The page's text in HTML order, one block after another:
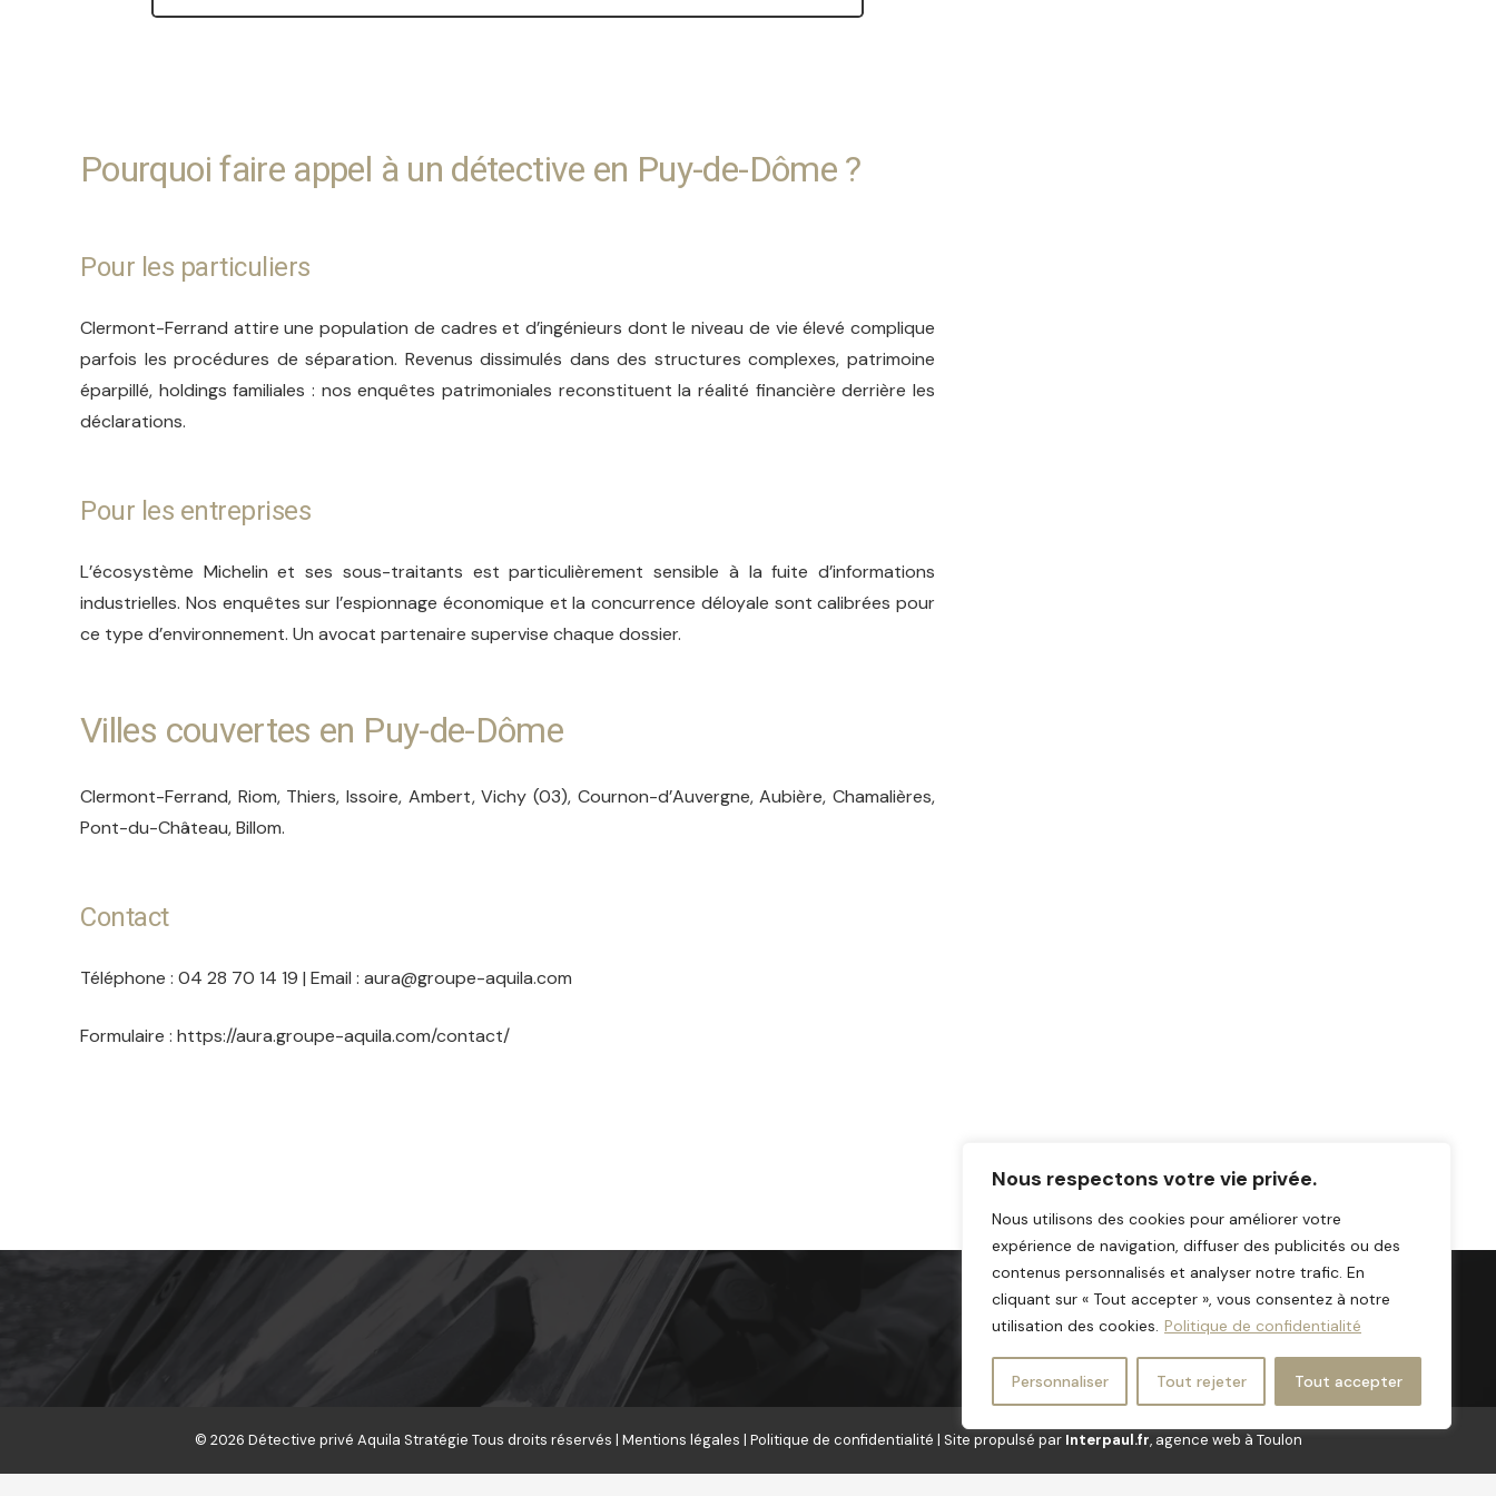
Nous respectons votre vie privée.
Nous utilisons des cookies pour améliorer votre
expérience de navigation, diffuser des publicités ou des
contenus personnalisés et analyser notre trafic. En
cliquant sur « Tout accepter », vous consentez à notre
utilisation des cookies. Politique de confidentialité
Personnaliser Tout rejeter Tout accepter
Pourquoi faire appel à un détective en Puy-de-Dôme ?
Pour les particuliers
Clermont-Ferrand attire une population de cadres et d’ingénieurs dont le niveau de vie élevé complique
parfois les procédures de séparation. Revenus dissimulés dans des structures complexes, patrimoine
éparpillé, holdings familiales : nos enquêtes patrimoniales reconstituent la réalité financière derrière les
déclarations.
Pour les entreprises
L’écosystème Michelin et ses sous-traitants est particulièrement sensible à la fuite d’informations
industrielles. Nos enquêtes sur l’espionnage économique et la concurrence déloyale sont calibrées pour
ce type d’environnement. Un avocat partenaire supervise chaque dossier.
Villes couvertes en Puy-de-Dôme
Clermont-Ferrand, Riom, Thiers, Issoire, Ambert, Vichy (03), Cournon-d’Auvergne, Aubière, Chamalières,
Pont-du-Château, Billom.
Contact
Téléphone : 04 28 70 14 19 | Email : aura@groupe-aquila.com
Formulaire : https://aura.groupe-aquila.com/contact/
Qui sommes-nous ?
Aquila Stratégie est un réseau national de
recevables.
© 2026 Détective privé Aquila Stratégie Tous droits réservés | Mentions légales | Politique de confidentialité | Site propulsé par Interpaul.fr, agence web à Toulon